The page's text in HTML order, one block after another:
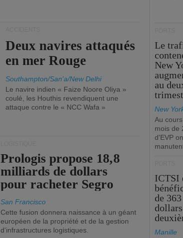
Deux navires attaqués
en mer Rouge
Southampton/San'a/New Delhi
Le navire indien « Faize Noore Oliya »
coulé, les Houthis revendiquent une
attaque contre le « NCC Wafa »
Prologis propose 18,8
milliards de dollars
pour racheter Segro
San Francisco
Cette fusion donnera naissance à un géant
européen de la propriété et de la gestion
d'infrastructures logistiques.
Le
New
au
New
Au
mois de
d'EVP
ICTSI
de
Manille